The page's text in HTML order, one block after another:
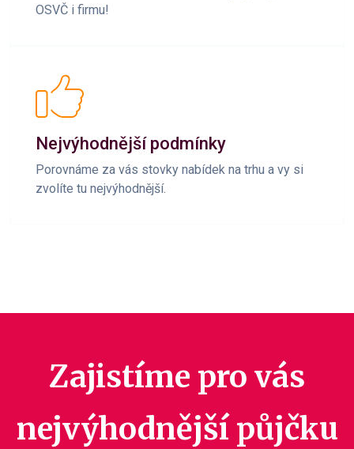
OSVČ i firmu!
Nejvýhodnější podmínky
Porovnáme za vás stovky nabídek na trhu a vy si
zvolíte tu nejvýhodnější.
Zajistíme pro vás
nejvýhodnější půjčku